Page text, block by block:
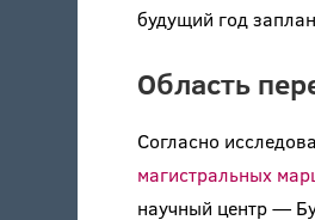
будущий год
Область
Согласно
магистральных
научный центр —